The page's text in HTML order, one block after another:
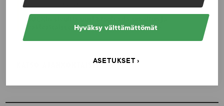
Hyväksy välttämättömät
ASETUKSET
SUEKin sivuilla uusi blogisarja urheilun ja
väkivaltaisten alakulttuurien suhteesta
KATSO AJANKOHTAISET